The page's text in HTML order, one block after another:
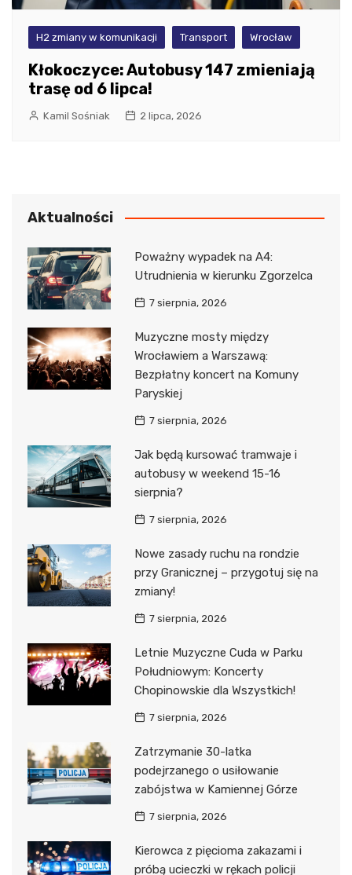
H2 zmiany w komunikacji Transport Wrocław
Kłokoczyce: Autobusy 147 zmieniają
trasę od 6 lipca!
Kamil Sośniak 2 lipca, 2026
Aktualności
Poważny wypadek na A4:
Utrudnienia w kierunku Zgorzelca
7 sierpnia, 2026
Muzyczne mosty między
Wrocławiem a Warszawą:
Bezpłatny koncert na Komuny
Paryskiej
7 sierpnia, 2026
Jak będą kursować tramwaje i
autobusy w weekend 15-16
sierpnia?
7 sierpnia, 2026
Nowe zasady ruchu na rondzie
przy Granicznej – przygotuj się na
zmiany!
7 sierpnia, 2026
Letnie Muzyczne Cuda w Parku
Południowym: Koncerty
Chopinowskie dla Wszystkich!
7 sierpnia, 2026
Zatrzymanie 30-latka
podejrzanego o usiłowanie
zabójstwa w Kamiennej Górze
7 sierpnia, 2026
Kierowca z pięcioma zakazami i
próbą ucieczki w rękach policji